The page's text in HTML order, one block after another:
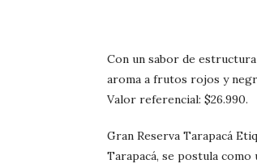
Con un sabor de
aroma a frutos rojos y
Valor referencial: $26.990.
Gran Reserva Tarapacá
Tarapacá, se postula